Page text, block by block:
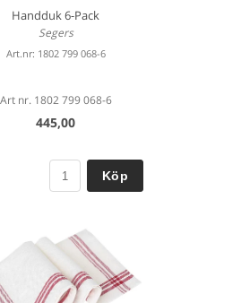
Handduk 6-Pack
Segers
Art.nr: 1802 799 068-6
Art nr. 1802 799 068-6
445,00
Köp